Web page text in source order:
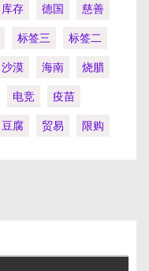
库存 德国
慈善
标签三
标签二
沙漠 海南
烧腊
电竞
疫苗
豆腐 贸易 限购